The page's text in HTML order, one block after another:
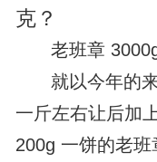
克？
老班章
就以今年的
一斤左右让后加
200g 一饼的老